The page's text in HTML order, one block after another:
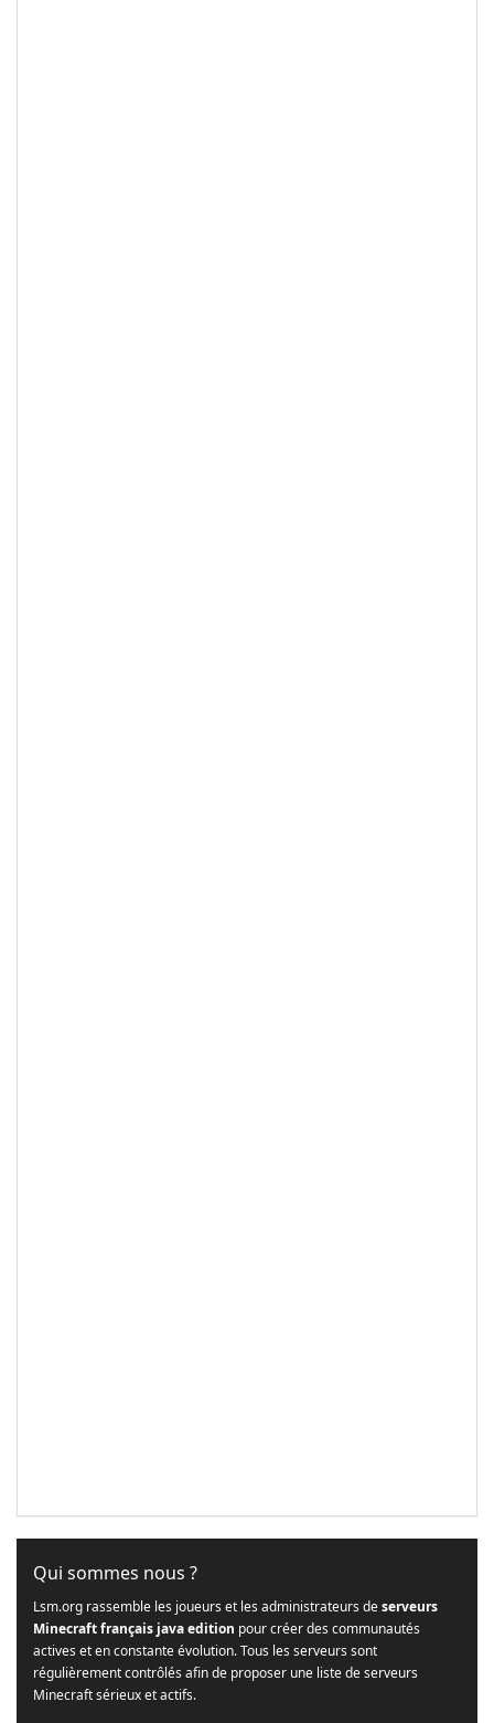
Qui sommes nous ?
Lsm.org rassemble les joueurs et les administrateurs deserveurs
Minecraft français java edition pour créer des communautés
actives et en constante évolution. Tous les serveurs sont
régulièrement contrôlés afin de proposer une liste de serveurs
Minecraft sérieux et actifs.